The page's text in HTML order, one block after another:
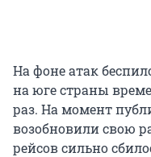
На фоне атак
на юге страны
раз. На момент
возобновили свою
рейсов сильно